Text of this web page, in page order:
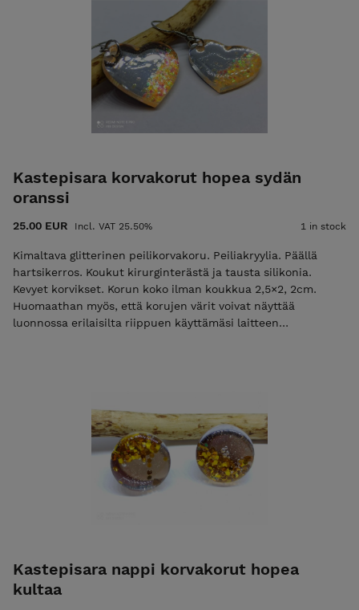
Kastepisara korvakorut hopea sydän
oranssi
25.00 EUR Incl. VAT 25.50% 1 in stock
Kimaltava glitterinen peilikorvakoru. Peiliakryylia. Päällä
hartsikerros. Koukut kirurginterästä ja tausta silikonia.
Kevyet korvikset. Korun koko ilman koukkua 2,5×2, 2cm.
Huomaathan myös, että korujen värit voivat näyttää
luonnossa erilaisilta riippuen käyttämäsi laitteen
Kastepisara nappi korvakorut hopea
kultaa